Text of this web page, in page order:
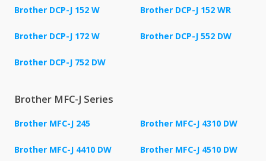
Brother DCP-J 152 W Brother DCP-J 152 WR
Brother DCP-J 172 W Brother DCP-J 552 DW
Brother DCP-J 752 DW
Brother MFC-J Series
Brother MFC-J 245 Brother MFC-J 4310 DW
Brother MFC-J 4410 DW Brother MFC-J 4510 DW